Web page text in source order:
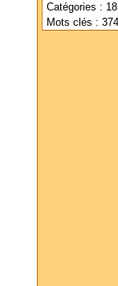
Catégories :
Mots clés : 374